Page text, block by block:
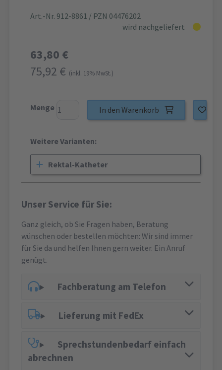
Art.-Nr. 912-8861 / PZN 04476202
wird nachgeliefert
63,80 €
75,92 € (inkl. 19% MwSt.)
Menge In den Warenkorb
Weitere Varianten:
Rektal-Katheter
Unser Service für Sie:
Ganz gleich, ob Sie Fragen haben, Beratung
wünschen oder bestellen möchten: Wir sind immer
für Sie da und helfen Ihnen gern weiter. Ein Anruf
genügt.
Fachberatung am Telefon
Lieferung mit FedEx
Sprechstundenbedarf einfach
abrechnen